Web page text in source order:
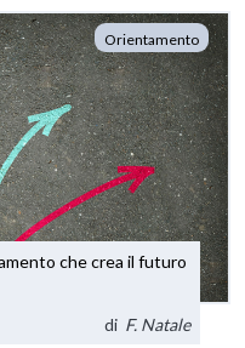
Orientamento
che crea il futuro
di F. Natale